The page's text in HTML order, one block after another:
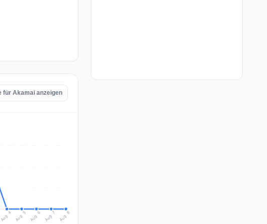
für Akamai anzeigen
Aug 4 Aug 5 Aug 6 Aug 7 Aug 8